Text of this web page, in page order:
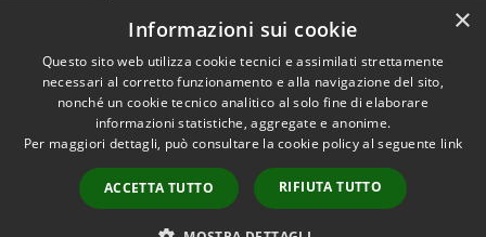
Dichiarazione di accessibilità
Accessibilità
Copyright © 2026 • Città di
Vimercate • Powered by
Municipium•
Accesso
redazione
×
Informazioni sui cookie
Questo sito web utilizza cookie tecnici e assimilati strettamente
necessari al corretto funzionamento e alla navigazione del sito,
nonché un cookie tecnico analitico al solo fine di elaborare
informazioni statistiche, aggregate e anonime.
Per maggiori dettagli, può consultare la cookie policy al seguente link
ACCETTA TUTTO RIFIUTA TUTTO